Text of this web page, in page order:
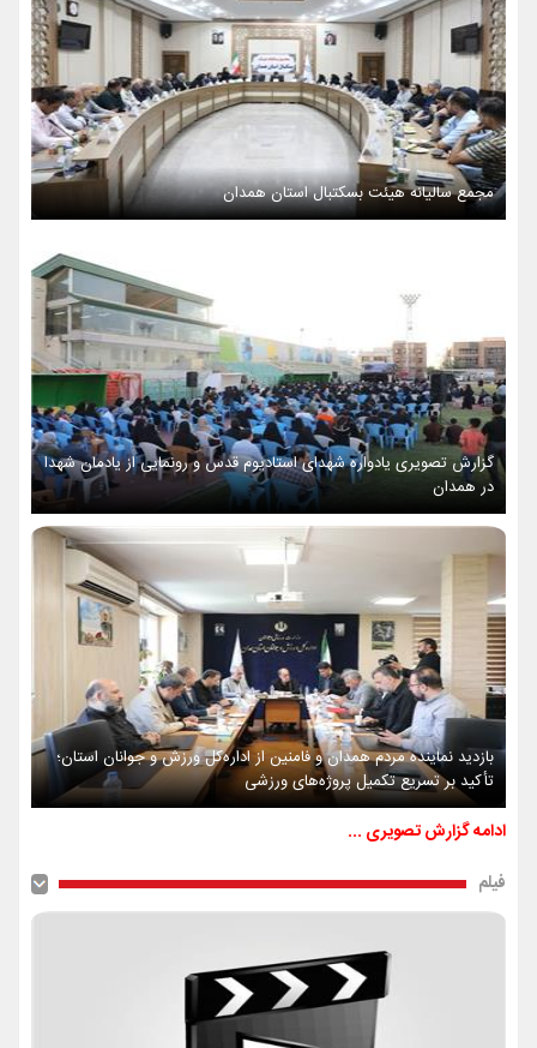
مجمع سالیانه هیئت بسکتبال استان همدان
گزارش تصویری یادواره شهدای استادیوم قدس و رونمایی از یادمان شهدا
در همدان
بازدید نماینده مردم همدان و فامنین از اداره‌کل ورزش و جوانان استان؛
تأکید بر تسریع تکمیل پروژه‌های ورزشی
ادامه گزارش تصویری ...
فیلم